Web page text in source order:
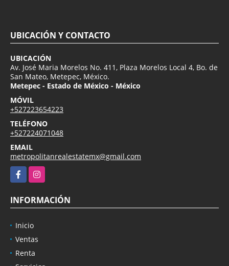
UBICACIÓN Y CONTACTO
UBICACIÓN
Av. José Maria Morelos No. 411, Plaza Morelos Local 4, Bo. de
San Mateo, Metepec, México.
Metepec - Estado de México - México
MÓVIL
+527223654223
TELÉFONO
+527224071048
EMAIL
metropolitanrealestatemx@gmail.com
FacebookInstagram
INFORMACIÓN
Inicio
Ventas
Renta